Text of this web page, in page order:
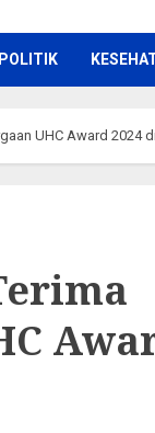
POLITIK
UHC Award 2024